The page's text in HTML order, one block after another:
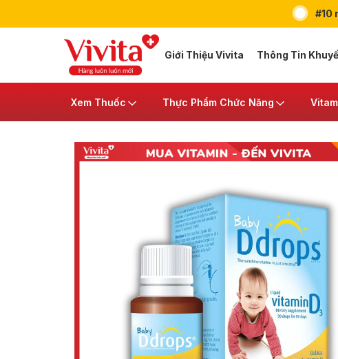
#10
Giới Thiệu Vivita Thông Tin
Xem Thuốc Thực Phẩm Chức Năng